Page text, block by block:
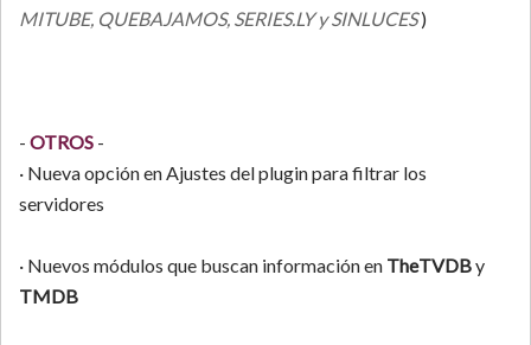
MITUBE, QUEBAJAMOS, SERIES.LY y SINLUCES)
- OTROS -
· Nueva opción en Ajustes del plugin para filtrar los
servidores
· Nuevos módulos que buscan información en TheTVDBy
TMDB